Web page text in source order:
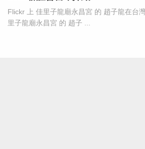
Flickr 上 佳里子龍廟永昌宮 的 趙子龍在台
里子龍廟永昌宮 的 趙子 ...